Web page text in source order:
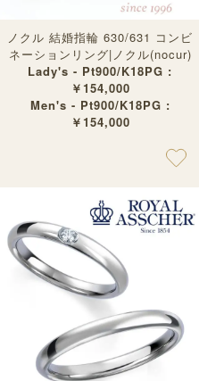
ノクル 結婚指輪 630/631 コンビ
ネーションリング|ノクル(nocur)
Lady's - Pt900/K18PG :
￥154,000
Men's - Pt900/K18PG :
￥154,000